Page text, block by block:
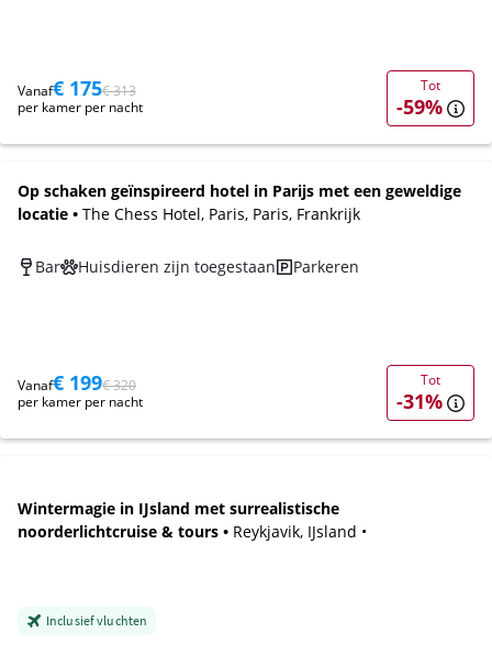
Vanaf€ 175€ 313
per kamer per nacht
Tot
-59%
Op schaken geïnspireerd hotel in Parijs met een geweldige
locatie • The Chess Hotel, Paris, Paris, Frankrijk
Bar Huisdieren zijn toegestaan Parkeren
Vanaf€ 199€ 320
per kamer per nacht
Tot
-31%
Wintermagie in IJsland met surrealistische
noorderlichtcruise & tours • Reykjavik, IJsland •
Inclusief vluchten